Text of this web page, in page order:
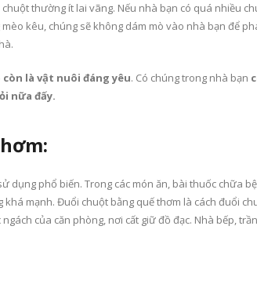
chuột thường ít lai vãng. Nếu nhà bạn có quá nhiều
kêu, chúng sẽ không dám mò vào nhà bạn để
còn là vật nuôi đáng yêu. Có chúng trong nhà bạn
nữa đấy.
dụng phổ biến. Trong các món ăn, bài thuốc chữa
mạnh. Đuổi chuột bằng quế thơm là cách đuổi
của căn phòng, nơi cất giữ đồ đạc. Nhà bếp,